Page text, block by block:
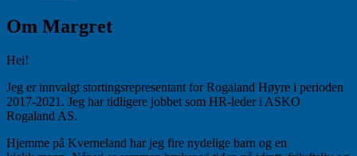
Om Margret
Hei!
Jeg er innvalgt stortingsrepresentant for Rogaland Høyre i perioden
2017-2021. Jeg har tidligere jobbet som HR-leder i ASKO
Rogaland AS.
Hjemme på Kverneland har jeg fire nydelige barn og en